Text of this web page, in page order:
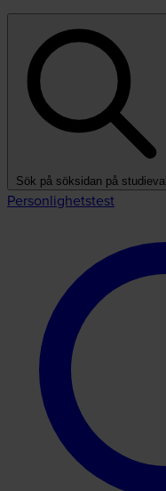
Sök på söksidan på studieval
Personlighetstest